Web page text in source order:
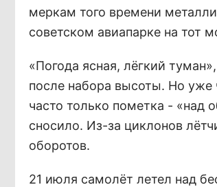
меркам того времени
советском авиапарке на тот
«Погода ясная, лёгкий
после набора высоты. Но уже
часто только пометка - «над
сносило. Из-за циклонов
оборотов.
21 июля самолёт летел над